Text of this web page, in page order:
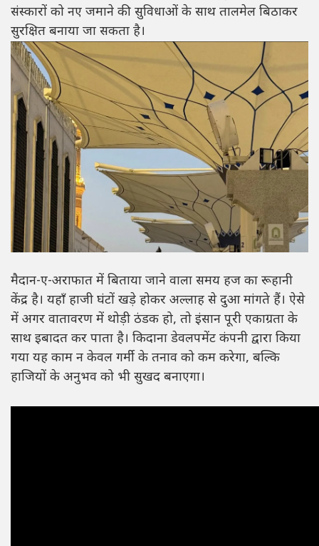
संस्कारों को नए जमाने की सुविधाओं के साथ तालमेल बिठाकर
सुरक्षित बनाया जा सकता है।
मैदान-ए-अराफात में बिताया जाने वाला समय हज का रूहानी
केंद्र है। यहाँ हाजी घंटों खड़े होकर अल्लाह से दुआ मांगते हैं। ऐसे
में अगर वातावरण में थोड़ी ठंडक हो, तो इंसान पूरी एकाग्रता के
साथ इबादत कर पाता है। किदाना डेवलपमेंट कंपनी द्वारा किया
गया यह काम न केवल गर्मी के तनाव को कम करेगा, बल्कि
हाजियों के अनुभव को भी सुखद बनाएगा।